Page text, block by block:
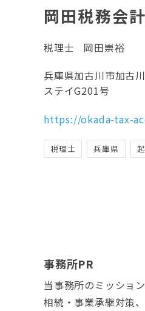
岡田税務会
税理士
岡田崇裕
兵庫県加古川市加古
ステイG201号
https://okada-tax-
税理士 兵庫県
事務所PR
当事務所のミッショ
相続・事業承継対策